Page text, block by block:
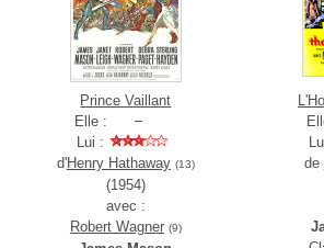
Prince Vaillant
Elle :
Lui :
d'Henry Hathaway (13)
(1954)
avec :
Robert Wagner (9)
de